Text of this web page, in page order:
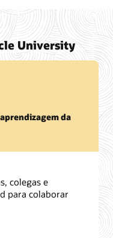
University
da
colegas e
para colaborar